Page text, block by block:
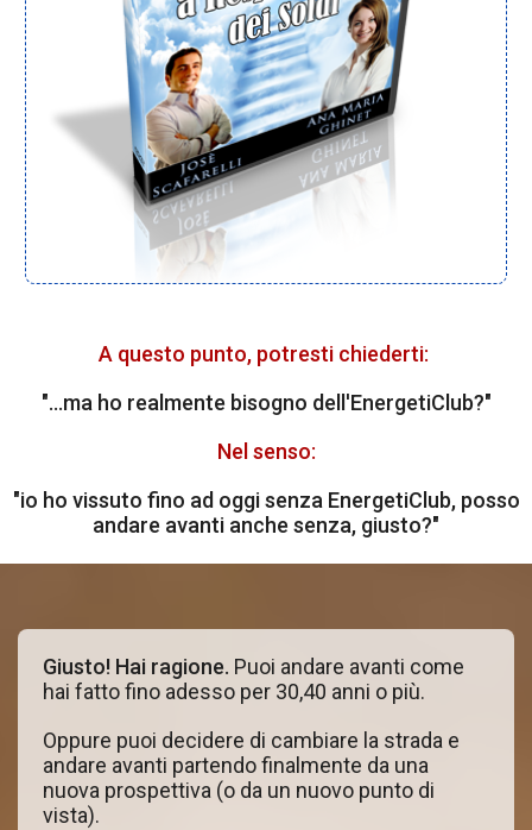
A questo punto, potresti chiederti:
"...ma ho realmente bisogno dell'EnergetiClub?"
Nel senso:
"io ho vissuto fino ad oggi senza EnergetiClub, posso
andare avanti anche senza, giusto?"
Giusto! Hai ragione. Puoi andare avanti come
hai fatto fino adesso per 30,40 anni o più.
Oppure puoi decidere di cambiare la strada e
andare avanti partendo finalmente da una
nuova prospettiva (o da un nuovo punto di
vista).